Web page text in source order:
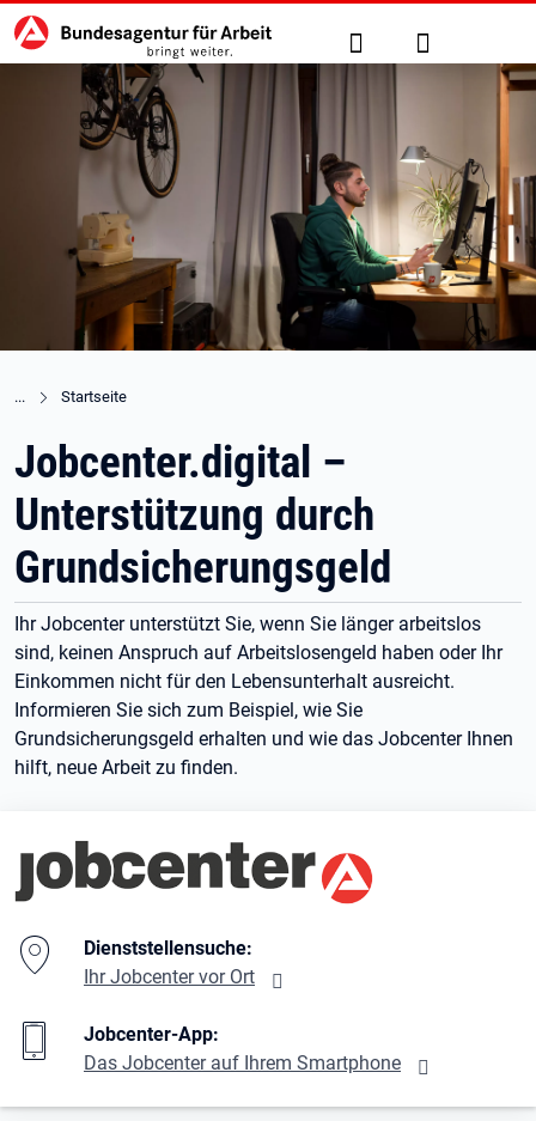
zu den Hauptinhalten springen
Hauptnavigation Suche Anmelden
Startseite
Jobcenter.digital –
Unterstützung durch
Grundsicherungsgeld
Ihr Jobcenter unterstützt Sie, wenn Sie länger arbeitslos
sind, keinen Anspruch auf Arbeitslosengeld haben oder Ihr
Einkommen nicht für den Lebensunterhalt ausreicht.
Informieren Sie sich zum Beispiel, wie Sie
Grundsicherungsgeld erhalten und wie das Jobcenter Ihnen
hilft, neue Arbeit zu finden.
Branding-Bereich Beschreibung
Dienststellensuche:
Ihr Jobcenter vor Ort
Jobcenter-App:
Das Jobcenter auf Ihrem Smartphone